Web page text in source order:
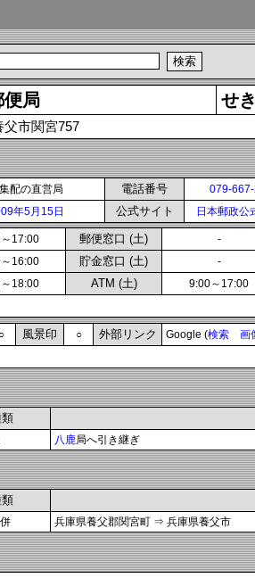
便局 せ
父市関宮757
配の直営局 電話番号 079-
年5月15日 公式サイト 日本郵政公
17:00 郵便窓口 (土) -
16:00 貯金窓口 (土) -
18:00 ATM (土) 9:00～17:00
○ 風景印 ○ 外部リンク Google (検索 画
八鹿局へ引き継ぎ
兵庫県養父郡関宮町 ⇒ 兵庫県養父市